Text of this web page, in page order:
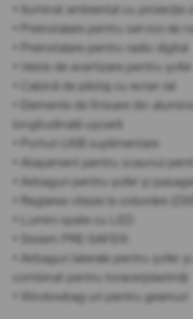
• Iluminat ambiental cu proiecție
• Preinstalare pentru servicii de
• Preinstalare pentru radio digital
• Veste de avertizare pentru șofer
• Cabină de pilotaj cu ecran lat
• Elemente de finisare din
longitudinală ușoară
• Porturi USB suplimentare
• Atașament pentru scaunul
• Airbaguri pentru șofer și
• Reglarea vitezei la coborâre
• Lumini spate cu LED
• Sistem PRE-SAFE®.
• Airbaguri laterale pentru șofer
combinat pentru torace/plastină)
• Windowbag-uri pentru geamuri